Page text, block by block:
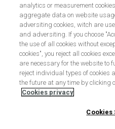
Proceso de selección
Aviso legal
Política de cookies
analytics or measurement
aggregate data on website
adversiting cookies, witch are
and adversiting. If you choose
the use of all cookies without
cookies", you reject all cookies
are necessary for the website to
reject individual types of cookies
the future at any time by clicking
Cookies privacy
Cookies